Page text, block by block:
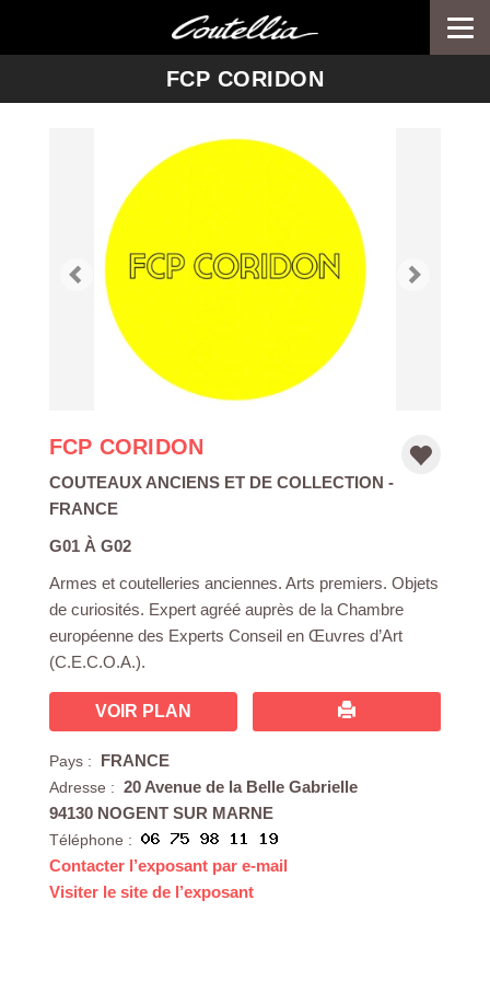
FCP CORIDON
FCP CORIDON
COUTEAUX ANCIENS ET DE COLLECTION -
FRANCE
G01 À G02
Armes et coutelleries anciennes. Arts premiers. Objets
de curiosités. Expert agréé auprès de la Chambre
européenne des Experts Conseil en Œuvres d’Art
(C.E.C.O.A.).
VOIR PLAN
Pays : FRANCE
Adresse : 20 Avenue de la Belle Gabrielle
94130 NOGENT SUR MARNE
Téléphone :
Contacter l’exposant par e-mail
Visiter le site de l’exposant